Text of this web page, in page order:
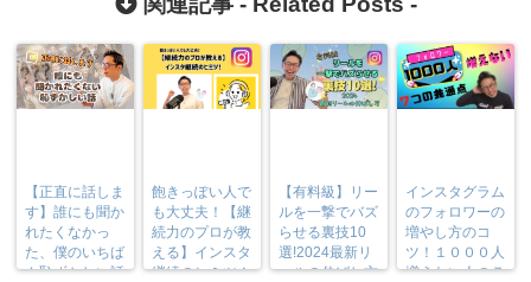
【正直に話しま
す】誰にも聞か
れたくなかっ
た、僕のいちば
ん恥ずかしい話
飽きっぽい人で
も大丈夫！【継
続力のプロが教
える】インスタ
継続のヒミツ！
【有料級】リー
ルを一撃でバズ
らせる裏技10
選!2024最新リ
ールの伸ばし方
インスタグラム
のフォロワーの
増やし方のコ
ツ！１０００人
増えない人の７